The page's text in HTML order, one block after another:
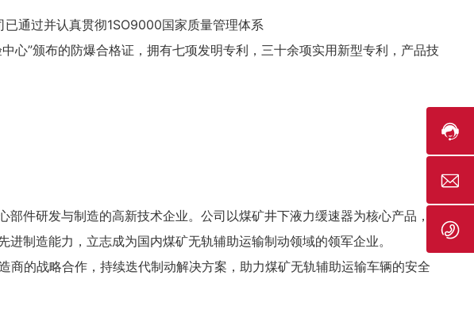
通过并认真贯彻1SO9000国家质量管理体系
心”颁布的防爆合格证，拥有七项发明专利，三十余项实用新型专利，产品技
研发与制造的高新技术企业。公司以煤矿井下液力缓速器为核心产品，
制造能力，立志成为国内煤矿无轨辅助运输制动领域的领军企业。
的战略合作，持续迭代制动解决方案，助力煤矿无轨辅助运输车辆的安全